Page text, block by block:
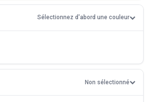
Sélectionnez d'abord une couleur
Non sélectionné